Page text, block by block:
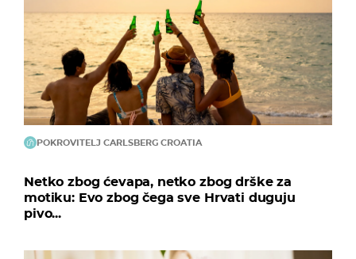
POKROVITELJ CARLSBERG CROATIA
Netko zbog ćevapa, netko zbog drške za
motiku: Evo zbog čega sve Hrvati duguju
pivo...